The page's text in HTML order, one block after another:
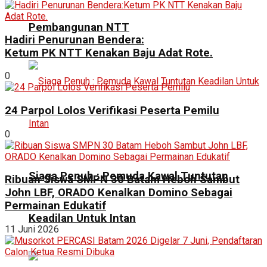
Pembangunan NTT
Siaga Penuh : Pemuda Kawal Tuntutan
Keadilan Untuk Intan
Hadiri Penurunan Bendera:
Ketum PK NTT Kenakan Baju Adat Rote.
0
24 Parpol Lolos Verifikasi Peserta Pemilu
0
Ribuan Siswa SMPN 30 Batam Heboh Sambut
John LBF, ORADO Kenalkan Domino Sebagai
Permainan Edukatif
11 Juni 2026